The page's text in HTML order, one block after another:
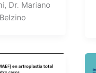
Dr. Mariano